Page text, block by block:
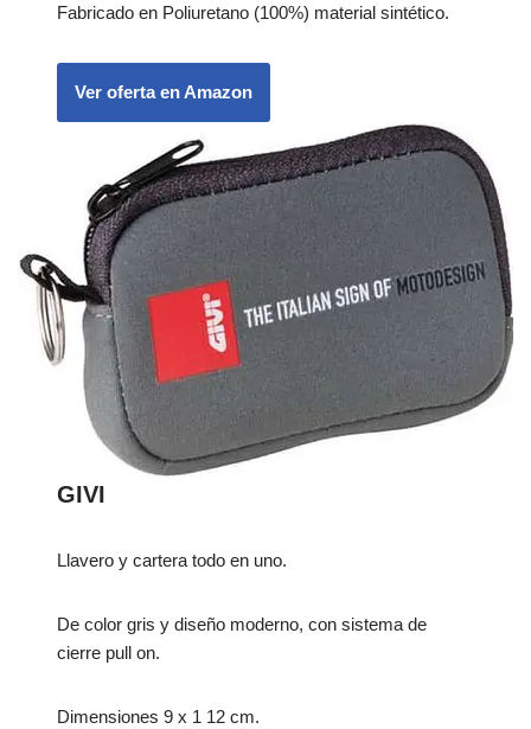
Fabricado en Poliuretano (100%) material sintético.
Ver oferta en Amazon
GIVI
Llavero y cartera todo en uno.
De color gris y diseño moderno, con sistema de
cierre pull on.
Dimensiones 9 x 1 12 cm.